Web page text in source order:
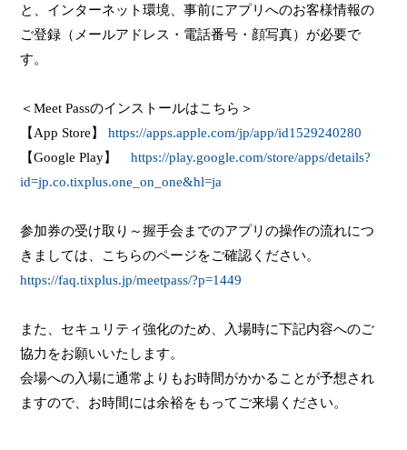
と、インターネット環境、事前にアプリへのお客様情報の
ご登録（メールアドレス・電話番号・顔写真）が必要で
す。
＜Meet Passのインストールはこちら＞
【 App Store 】
https://apps.apple.com/jp/app/id1529240280
【Google Play】https://play.google.com/store/apps/details?
id=jp.co.tixplus.one_on_one&hl=ja
参加券の受け取り～握手会までのアプリの操作の流れにつ
きましては、こちらのページをご確認ください。
https://faq.tixplus.jp/meetpass/?p=1449
また、セキュリティ強化のため、入場時に下記内容へのご
協力をお願いいたします。
会場への入場に通常よりもお時間がかかることが予想され
ますので、お時間には余裕をもってご来場ください。